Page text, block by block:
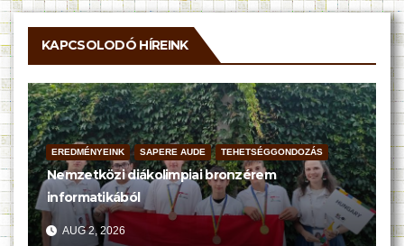
KAPCSOLODÓ HÍREINK
EREDMÉNYEINK SAPERE AUDE TEHETSÉGGONDOZÁS
Nemzetközi diákolimpiai bronzérem
informatikából
AUG 2, 2026